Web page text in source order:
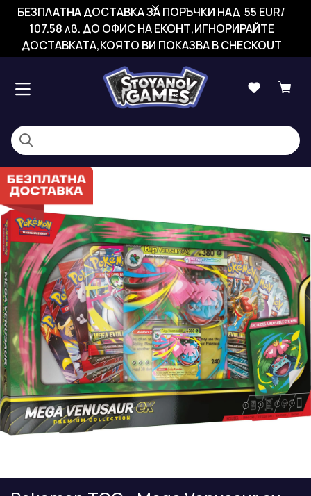
БЕЗПЛАТНА ДОСТАВКА ЗА ПОРЪЧКИ НАД 55 EUR/
107.58 лв. ДО ОФИС НА ЕКОНТ,ИГНОРИРАЙТЕ
ДОСТАВКАТА,КОЯТО ВИ ПОКАЗВА В CHECKOUT